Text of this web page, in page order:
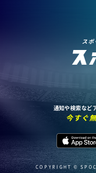
ス
通知や検索など
今すぐ
COPYRIGHT ©